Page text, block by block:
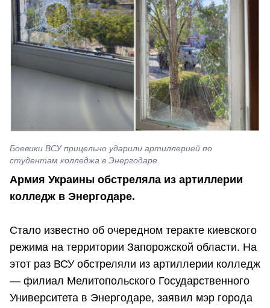
Боевики ВСУ прицельно ударили артиллерией по
студентам колледжа в Энергодаре
Армия Украины обстреляла из артиллерии
колледж в Энергодаре.
Стало известно об очередном теракте киевского
режима на территории Запорожской области. На
этот раз ВСУ обстреляли из артиллерии колледж
— филиал Мелитопольского Государственного
Университета в Энергодаре, заявил мэр города